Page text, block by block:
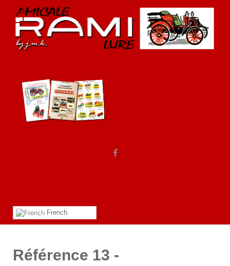
French
Référence 13 -